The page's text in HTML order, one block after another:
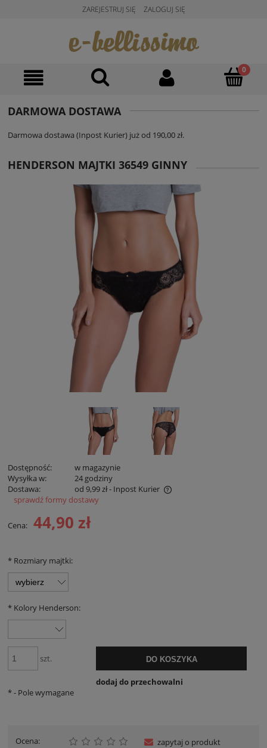
ZAREJESTRUJ SIĘ ZALOGUJ SIĘ
DARMOWA DOSTAWA
Darmowa dostawa (Inpost Kurier) już od 190,00 zł.
HENDERSON MAJTKI 36549 GINNY
Dostępność:
w magazynie
Wysyłka w:
24 godziny
Dostawa:
od 9,99 zł- Inpost Kurier
Cena zawiera koszty płatności online
sprawdź formy dostawy
Cena: 44,90 zł
* Rozmiary majtki:
* Kolory Henderson:
szt. DO KOSZYKA
dodaj do przechowalni
*- Pole wymagane
Ocena:
zapytaj o produkt